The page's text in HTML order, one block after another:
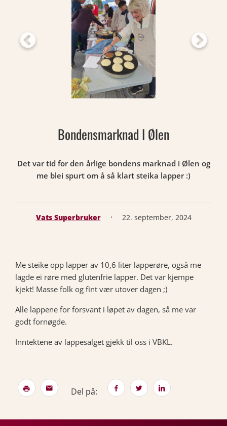
Bondensmarknad I Ølen
Det var tid for den årlige bondens marknad i Ølen og
me blei spurt om å så klart steika lapper :)
Vats Superbruker · 22. september, 2024
Me steike opp lapper av 10,6 liter lapperøre, også me
lagde ei røre med glutenfrie lapper. Det var kjempe
kjekt! Masse folk og fint vær utover dagen ;)
Alle lappene for forsvant i løpet av dagen, så me var
godt fornøgde.
Inntektene av lappesalget gjekk til oss i VBKL.
Del på: